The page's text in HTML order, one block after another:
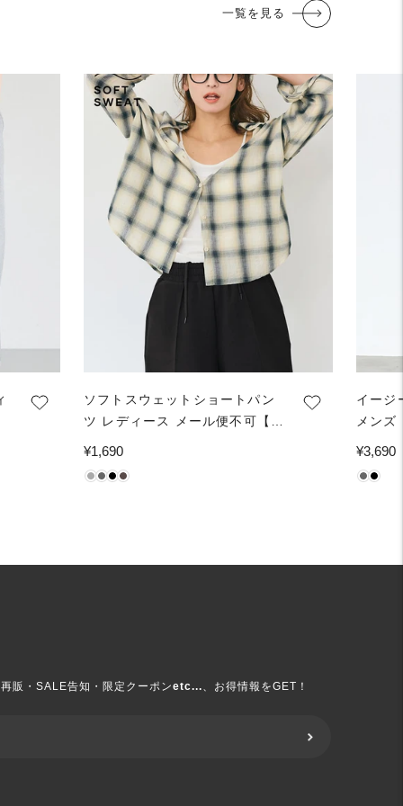
一覧を見る
ソフトスウェットショートパン
ツ レディース メール便不可【西
通
常
¥1,690
イージ
メンズ
通
常
¥3,690
販・SALE告知・限定クーポンetc...、お得情報をGET！